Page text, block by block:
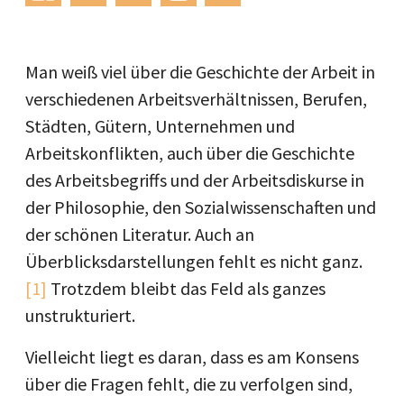
Man weiß viel über die Geschichte der Arbeit in
verschiedenen Arbeitsverhältnissen, Berufen,
Städten, Gütern, Unternehmen und
Arbeitskonflikten, auch über die Geschichte
des Arbeits­begriffs und der Arbeitsdiskurse in
der Philosophie, den Sozialwissenschaften und
der schönen Literatur. Auch an
Überblicksdarstellungen fehlt es nicht ganz.
[1] Trotzdem bleibt das Feld als ganzes
unstrukturiert.
Vielleicht liegt es daran, dass es am Konsens
über die Fragen fehlt, die zu verfolgen sind,